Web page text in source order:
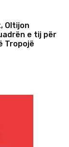
Oltijon
e tij për
Tropojë